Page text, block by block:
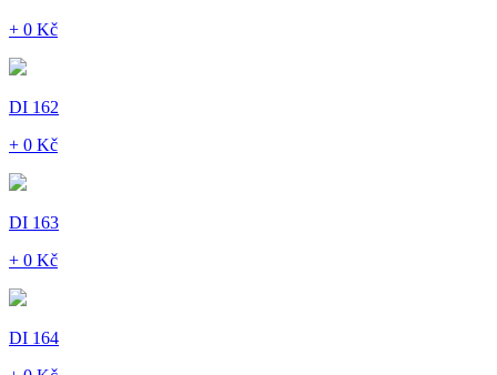
+ 0 Kč
DI 162
+ 0 Kč
DI 163
+ 0 Kč
DI 164